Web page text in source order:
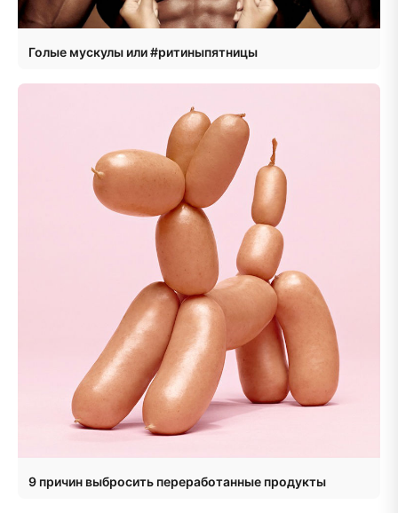
Голые мускулы или #ритиныпятницы
9 причин выбросить переработанные продукты